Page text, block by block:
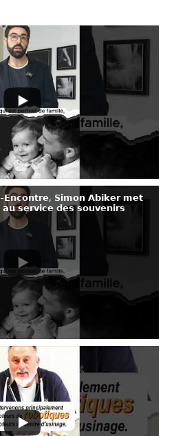
𝗦𝗶𝗺𝗼𝗻 𝗔𝗯𝗶𝗸𝗲𝗿 𝗺𝗲𝘁
𝗮𝘂 𝘀𝗲𝗿𝘃𝗶𝗰𝗲 𝗱𝗲𝘀 𝘀𝗼𝘂𝘃𝗲𝗻𝗶𝗿𝘀